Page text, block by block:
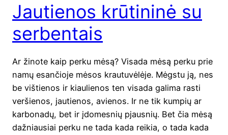
Jautienos krūtininė su
serbentais
Ar žino­te kaip per­ku mėsą? Visa­da mėsą per­ku prie
namų esan­čio­je mėsos krau­tu­vė­lė­je. Mėgs­tu ją, nes
be viš­tie­nos ir kiau­lie­nos ten visa­da gali­ma ras­ti
ver­šie­nos, jau­tie­nos, avie­nos. Ir ne tik kum­pių ar
kar­bo­na­dų, bet ir įdo­mes­nių pjaus­nių. Bet čia mėsą
daž­niau­siai per­ku ne tada kada rei­kia, o tada kada